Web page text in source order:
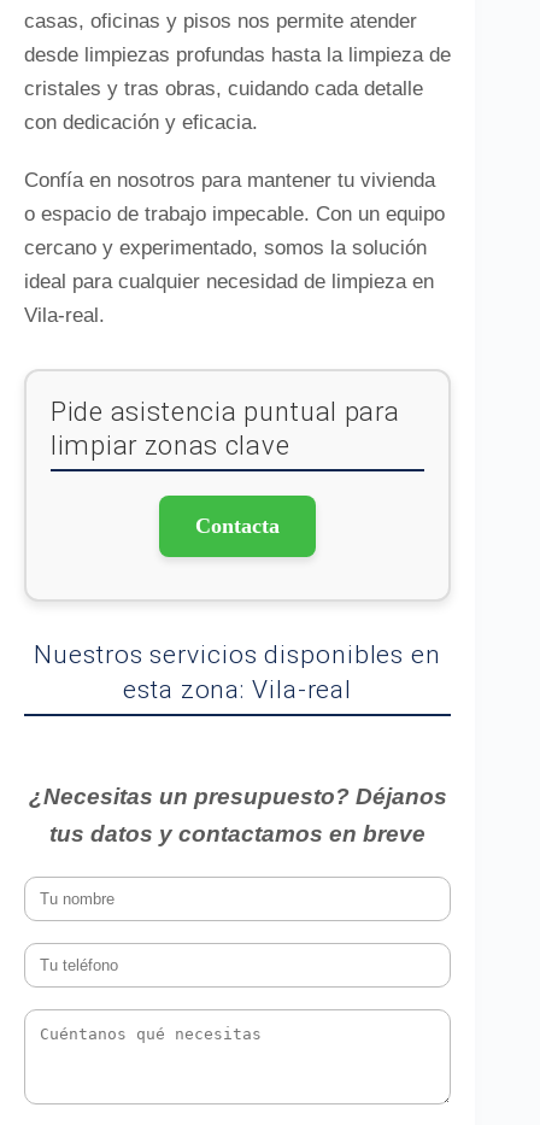
casas, oficinas y pisos nos permite atender
desde limpiezas profundas hasta la limpieza de
cristales y tras obras, cuidando cada detalle
con dedicación y eficacia.
Confía en nosotros para mantener tu vivienda
o espacio de trabajo impecable. Con un equipo
cercano y experimentado, somos la solución
ideal para cualquier necesidad de limpieza en
Vila-real.
Pide asistencia puntual para
limpiar zonas clave
Contacta
Nuestros servicios disponibles en
esta zona: Vila-real
¿Necesitas un presupuesto? Déjanos
tus datos y contactamos en breve